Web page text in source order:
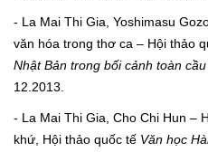
- La Mai Thi Gia, Yoshimasu
văn hóa trong thơ ca – Hội thảo
Nhật Bản trong bối cảnh toàn
12.2013.
- La Mai Thi Gia, Cho Chi Hun –
khứ, Hội thảo quốc tế Văn học